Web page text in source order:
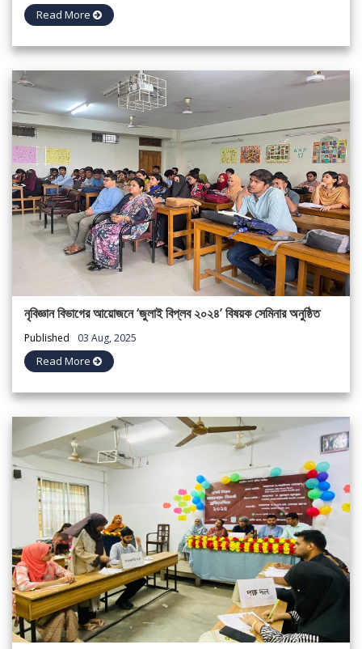
Read More
নৃবিজ্ঞান বিভাগের আয়োজনে ‘জুলাই বিপ্লব ২০২৪’ বিষয়ক সেমিনার অনুষ্ঠিত
Published 03 Aug, 2025
Read More